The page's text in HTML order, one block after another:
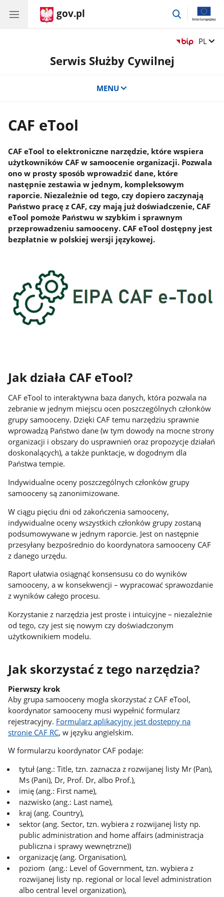
gov.pl
przejdź
Zmień
PL
Serwis Służby Cywilnej
MENU
CAF eTool
CAF eTool to elektroniczne narzędzie, które wspiera
użytkowników CAF w samoocenie organizacji. Pozwala
ono w prosty sposób wprowadzić dane, które
następnie zestawia w jednym, kompleksowym
raporcie. Niezależnie od tego, czy dopiero zaczynają
Państwo pracę z CAF, czy mają już doświadczenie, CAF
eTool pomoże Państwu w szybkim i sprawnym
przeprowadzeniu samooceny. CAF eTool dostępny jest
bezpłatnie w polskiej wersji językowej.
Jak działa CAF eTool?
CAF eTool to interaktywna baza danych, która pozwala na
zebranie w jednym miejscu ocen poszczególnych członków
grupy samooceny. Dzięki CAF temu narzędziu sprawnie
wprowadzą Państwo dane (w tym dowody na mocne strony
organizacji i obszary do usprawnień oraz propozycje działań
doskonalących), a także punktacje, w dogodnym dla
Państwa tempie.
Indywidualne oceny poszczególnych członków grupy
samooceny są zanonimizowane.
W ciągu pięciu dni od zakończenia samooceny,
indywidualne oceny wszystkich członków grupy zostaną
podsumowywane w jednym raporcie. Jest on następnie
przesyłany bezpośrednio do koordynatora samooceny CAF
z danego urzędu.
Raport ułatwia osiągnąć konsensusu co do wyników
samooceny, a w konsekwencji – wypracować sprawozdanie
z wyników całego procesu.
Korzystanie z narzędzia jest proste i intuicyjne – niezależnie
od tego, czy jest się nowym czy doświadczonym
użytkownikiem modelu.
Jak skorzystać z tego narzędzia?
Pierwszy krok
Aby grupa samooceny mogła skorzystać z CAF eTool,
koordynator samooceny musi wypełnić formularz
rejestracyjny. Formularz aplikacyjny jest dostępny na
stronie CAF RC, w języku angielskim.
W formularzu koordynator CAF podaje:
tytuł (ang.: Title, tzn. zaznacza z rozwijanej listy Mr (Pan),
Ms (Pani), Dr, Prof. Dr, albo Prof.),
imię (ang.: First name),
nazwisko (ang.: Last name),
kraj (ang. Country),
sektor (ang. Sector, tzn. wybiera z rozwijanej listy np.
public administration and home affairs (administracja
publiczna i sprawy wewnętrzne))
organizację (ang. Organisation),
poziom (ang.: Level of Government, tzn. wybiera z
rozwijanej listy np. regional or local level administration
albo central level organization),